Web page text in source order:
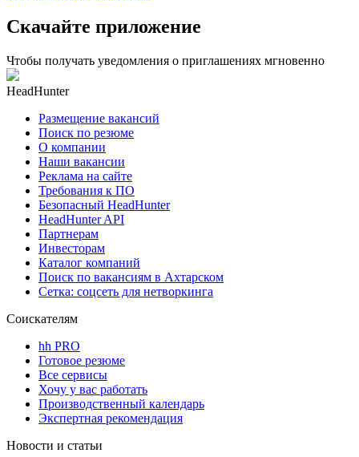
Скачайте приложение
Чтобы получать уведомления о приглашениях мгновенно
HeadHunter
Размещение вакансий
Поиск по резюме
О компании
Наши вакансии
Реклама на сайте
Требования к ПО
Безопасный HeadHunter
HeadHunter API
Партнерам
Инвесторам
Каталог компаний
Поиск по вакансиям в Ахтарском
Сетка: соцсеть для нетворкинга
Соискателям
hh PRO
Готовое резюме
Все сервисы
Хочу у вас работать
Производственный календарь
Экспертная рекомендация
Новости и статьи